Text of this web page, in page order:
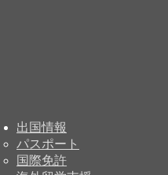
出国情報
パスポート
国際免許